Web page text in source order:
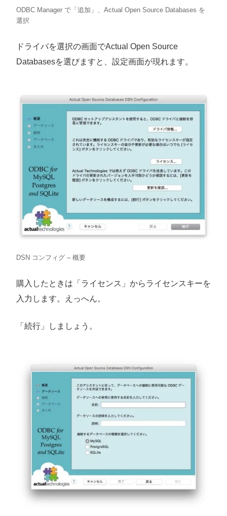
ODBC Manager で「追加」、Actual Open Source Databases を
選択
ドライバを選択の画面でActual Open Source
Databasesを選びますと、設定画面が現れます。
DSN コンフィグ – 概要
購入したときは「ライセンス」からライセンスキーを
入力します。えっへん。
「続行」しましょう。